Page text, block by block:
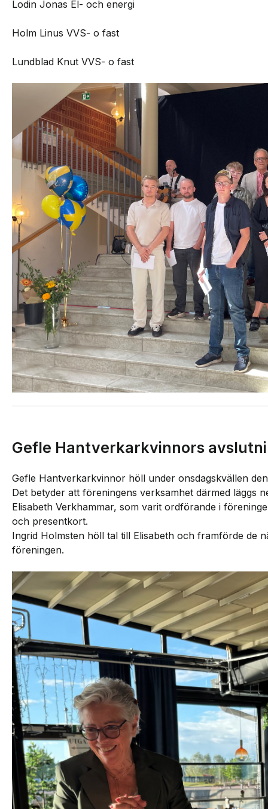
Lodin Jonas El- och energi
Holm Linus VVS- o fast
Lundblad Knut VVS- o fast
Gefle Hantverkarkvinnors
Gefle Hantverkarkvinnor höll under onsdagskvällen
Det betyder att föreningens verksamhet därmed läggs
Elisabeth Verkhammar, som varit ordförande i
och presentkort.
Ingrid Holmsten höll tal till Elisabeth och framförde de
föreningen.